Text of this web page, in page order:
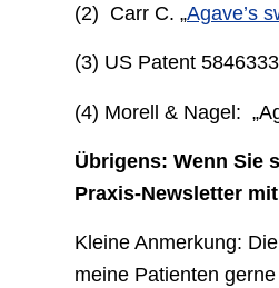
(2) Carr C. „Agave’s
(3) US Patent
(4) Morell & Nagel:
Übrigens: Wenn Sie
Praxis-Newsletter
Kleine Anmerkung:
meine Patienten